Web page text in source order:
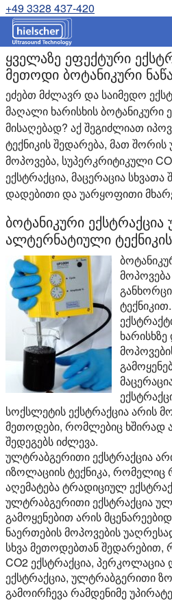
+49 3328 437-420
ყველაზე ეფექტური
მეთოდი ბოტანიკური
ეძებთ მძლავრ და საიმედო
მაღალი ხარისხის ბოტანიკური
მისაღებად? აქ შეგიძლიათ
ტექნიკის შედარება, მათ
მოპოვება, სუპერკრიტიკული
ექსტრაქცია, მაცერაცია
დადებითი და უარყოფითი
ბოტანიკური
ალტერნატიული
სოქსლეტის ექსტრაქცია არის
მეთოდები, რომლებიც ხშირად
შედეგებს იძლევა.
ულტრაბგერითი ექსტრაქცია
იზოლაციის ტექნიკა, რომელიც
აღემატება ტრადიციულ
ულტრაბგერითი ექსტრაქცია
გამოყენებით არის
ნაერთების მოპოვების
სხვა მეთოდებთან შედარებით,
CO2 ექსტრაქცია,
ექსტრაქცია, ულტრაბგერითი
გამოირჩევა რამდენიმე